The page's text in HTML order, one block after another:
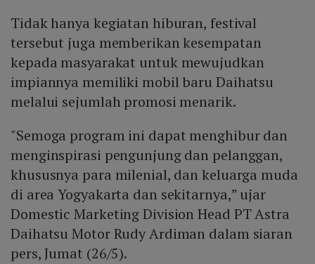
Tidak hanya kegiatan hiburan, festival
tersebut juga memberikan kesempatan
kepada masyarakat untuk mewujudkan
impiannya memiliki mobil baru Daihatsu
melalui sejumlah promosi menarik.
"Semoga program ini dapat menghibur dan
menginspirasi pengunjung dan pelanggan,
khususnya para milenial, dan keluarga muda
di area Yogyakarta dan sekitarnya,” ujar
Domestic Marketing Division Head PT Astra
Daihatsu Motor Rudy Ardiman dalam siaran
pers, Jumat (26/5).